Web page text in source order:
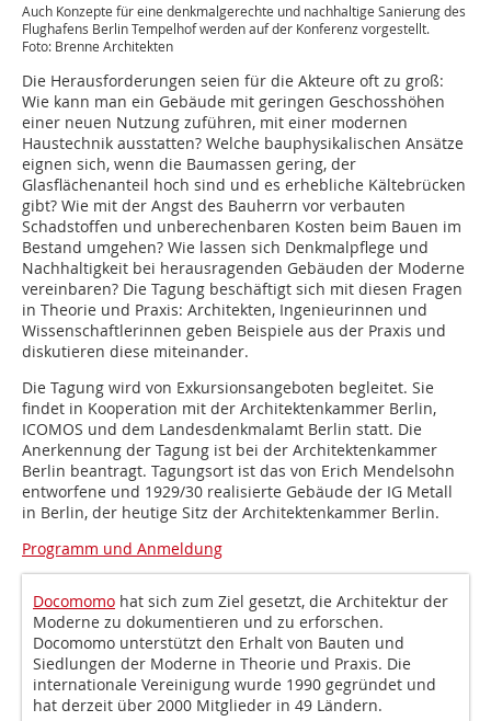
Auch Konzepte für eine denkmalgerechte und nachhaltige Sanierung des
Flughafens Berlin Tempelhof werden auf der Konferenz vorgestellt.
Foto: Brenne Architekten
Die Herausforderungen seien für die Akteure oft zu groß:
Wie kann man ein Gebäude mit geringen Geschosshöhen
einer neuen Nutzung zuführen, mit einer modernen
Haustechnik ausstatten? Welche bauphysikalischen Ansätze
eignen sich, wenn die Baumassen gering, der
Glasflächenanteil hoch sind und es erhebliche Kältebrücken
gibt? Wie mit der Angst des Bauherrn vor verbauten
Schadstoffen und unberechenbaren Kosten beim Bauen im
Bestand umgehen? Wie lassen sich Denkmalpflege und
Nachhaltigkeit bei herausragenden Gebäuden der Moderne
vereinbaren? Die Tagung beschäftigt sich mit diesen Fragen
in Theorie und Praxis: Architekten, Ingenieurinnen und
Wissenschaftlerinnen geben Beispiele aus der Praxis und
diskutieren diese miteinander.
Die Tagung wird von Exkursionsangeboten begleitet. Sie
findet in Kooperation mit der Architektenkammer Berlin,
ICOMOS und dem Landesdenkmalamt Berlin statt. Die
Anerkennung der Tagung ist bei der Architektenkammer
Berlin beantragt. Tagungsort ist das von Erich Mendelsohn
entworfene und 1929/30 realisierte Gebäude der IG Metall
in Berlin, der heutige Sitz der Architektenkammer Berlin.
Programm und Anmeldung
Docomomo hat sich zum Ziel gesetzt, die Architektur der
Moderne zu dokumentieren und zu erforschen.
Docomomo unterstützt den Erhalt von Bauten und
Siedlungen der Moderne in Theorie und Praxis. Die
internationale Vereinigung wurde 1990 gegründet und
hat derzeit über 2000 Mitglieder in 49 Ländern.